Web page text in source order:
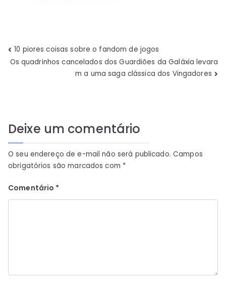
Navegação
10 piores coisas sobre o fandom de jogos
Os quadrinhos cancelados dos Guardiões da Galáxia levara
m a uma saga clássica dos Vingadores
Deixe um comentário
O seu endereço de e-mail não será publicado. Campos
obrigatórios são marcados com *
Comentário *